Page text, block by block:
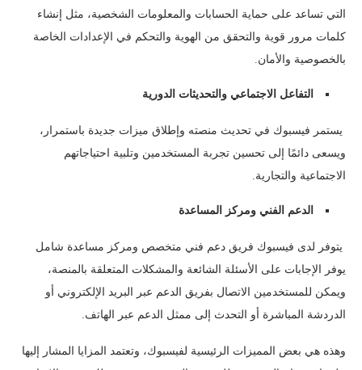
التي تساعد على حماية الحسابات والمعلومات الشخصية، مثل إنشاء
كلمات مرور قوية والتحقق من الهوية والتحكم في الإعدادات الخاصة
بالخصوصية والأمان.
التفاعل الاجتماعي والتحديثات الدورية
يستمر فيسبوك في تحديث منصته وإطلاق ميزات جديدة باستمرار،
ويسعى دائمًا إلى تحسين تجربة المستخدمين وتلبية احتياجاتهم
الاجتماعية والتجارية.
الدعم الفني ومركز المساعدة
يتوفر لدى فيسبوك فريق دعم فني متخصص ومركز مساعدة شامل
يوفر الإجابات على الأسئلة الشائعة والمشكلات المتعلقة بالمنصة،
ويمكن للمستخدمين الاتصال بفريق الدعم عبر البريد الإلكتروني أو
الدردشة المباشرة أو التحدث إلى ممثل الدعم عبر الهاتف.
وهذه هي بعض المميزات الرئيسية لفيسبوك، وتعتمد المزايا المشار إليها